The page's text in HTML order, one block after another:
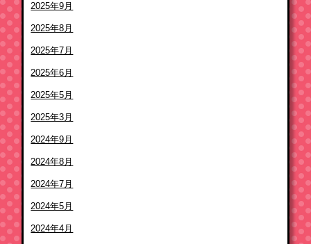
2025年9月
2025年8月
2025年7月
2025年6月
2025年5月
2025年3月
2024年9月
2024年8月
2024年7月
2024年5月
2024年4月